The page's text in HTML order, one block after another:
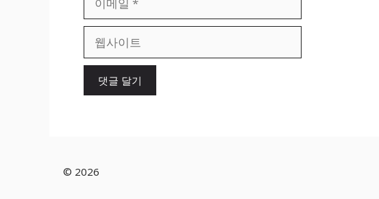
일
이
© 2026